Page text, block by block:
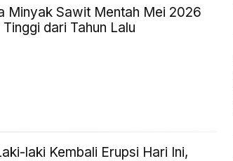
Minyak Sawit Mentah Mei 2026
Tinggi dari Tahun Lalu
laki Kembali Erupsi Hari Ini,